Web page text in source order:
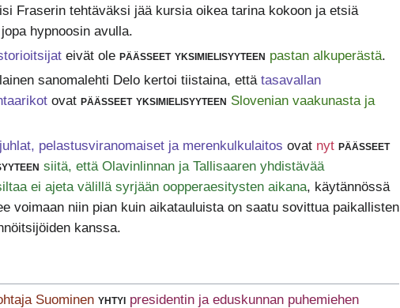
Fraserin tehtäväksi jää kursia oikea tarina kokoon ja etsiä
hypnoosin avulla.
eivät ole päässeet yksimielisyyteen pastan alkuperästä.
sanomalehti Delo kertoi tiistaina, että tasavallan
ovat päässeet yksimielisyyteen Slovenian vaakunasta ja
pelastusviranomaiset ja merenkulkulaitos ovat nyt päässeet
siitä, että Olavinlinnan ja Tallisaaren yhdistävää
ei ajeta välillä syrjään oopperaesitysten aikana, käytännössä
voimaan niin pian kuin aikatauluista on saatu sovittua paikallisten
kanssa.
Suominen yhtyi presidentin ja eduskunnan puhemiehen